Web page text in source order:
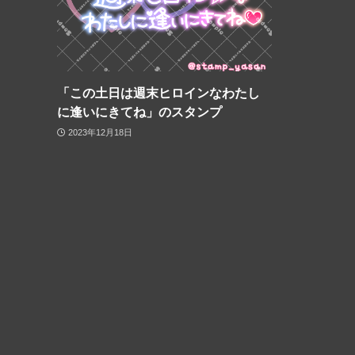
「この土日は週末ヒロインなわたし
に逢いにきてね」のスタンプ
2023年12月18日